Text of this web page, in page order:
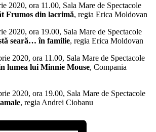
2020, ora 11.00, Sala Mare de Spectacole
Frumos din lacrimă, regia Erica Moldovan
2020, ora 19.00, Sala Mare de Spectacole
seară… în familie, regia Erica Moldovan
2020, ora 11.00, Sala Mare de Spectacole
lumea lui Minnie Mouse, Compania
2020, ora 19.00, Sala Mare de Spectacole
, regia Andrei Ciobanu